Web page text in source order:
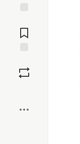
Comments